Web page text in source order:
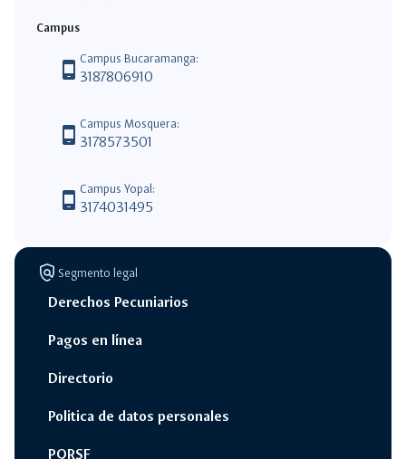
Campus
phone_android Campus Bucaramanga:
3187806910
phone_android Campus Mosquera:
3178573501
phone_android Campus Yopal:
3174031495
policy Segmento legal
Derechos Pecuniarios
Pagos en línea
Directorio
Politica de datos personales
PQRSF